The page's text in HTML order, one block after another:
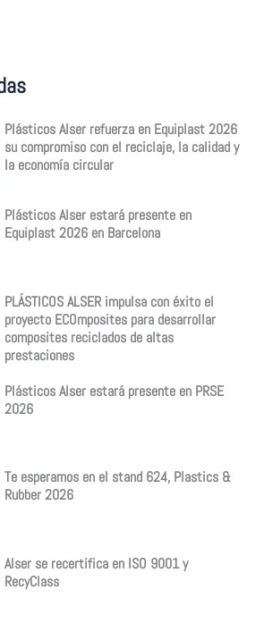
Plásticos Alser refuerza en Equiplast 2026
su compromiso con el reciclaje, la calidad y
la economía circular
Plásticos Alser estará presente en
Equiplast 2026 en Barcelona
PLÁSTICOS ALSER impulsa con éxito el
proyecto ECOmposites para desarrollar
composites reciclados de altas
prestaciones
Plásticos Alser estará presente en PRSE
2026
Te esperamos en el stand 624, Plastics &
Rubber 2026
Alser se recertifica en ISO 9001 y
RecyClass